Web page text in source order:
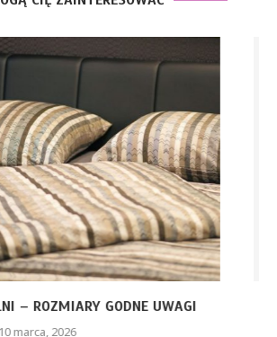
Z PIÓRAMI – JAKIE ELEMENTY
STYLU...